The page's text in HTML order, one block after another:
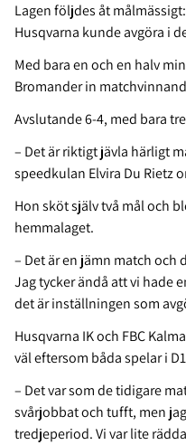
Lagen följdes åt
Husqvarna kunde avgöra i
Med bara en och en halv
Bromander in
Avslutande 6-4, med bara
– Det är riktigt jävla härligt
speedkulan Elvira Du Rietz
Hon sköt själv två mål och
hemmalaget.
– Det är en jämn match och
Jag tycker ändå att vi hade
det är inställningen som
Husqvarna IK och FBC
väl eftersom båda spelar i
– Det var som de tidigare
svårjobbat och tufft, men
tredjeperiod. Vi var lite